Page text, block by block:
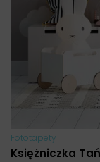
Fototapety
Księżniczka